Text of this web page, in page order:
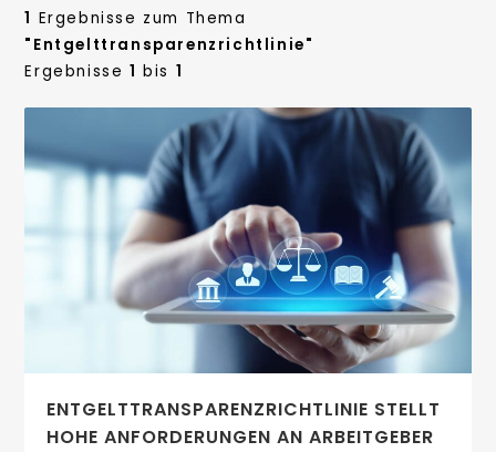
1 Ergebnisse zum Thema
"Entgelttransparenzrichtlinie"
Ergebnisse 1 bis 1
ENTGELTTRANSPARENZ​­RICHTLINIE STELLT
HOHE ANFORDERUNGEN AN ARBEITGEBER